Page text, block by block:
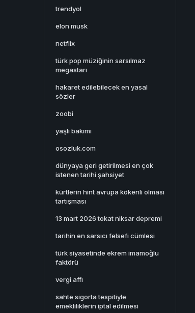
trendyol
elon musk
netflix
türk pop müziğinin sarsılmaz
megastarı
hakaret edilebilecek en yasal
sözler
zoobi
yaşlı bakımı
osozluk.com
dünyaya geri getirilmesi en çok
istenen tarihi şahsiyet
kürtlerin hint avrupa kökenli olması
tartışması
13 mart 2026 tokat niksar depremi
tarihin en sarsıcı felsefi cümlesi
türk siyasetinde ekrem imamoğlu
faktörü
vergi affı
sahte sigorta tespitiyle
emekliliklerin iptal edilmesi